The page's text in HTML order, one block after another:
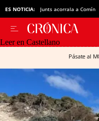
ES NOTICIA: Junts acorrala a Comín
Leer en Castellano
Pásate al